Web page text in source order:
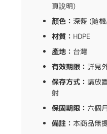
頁說明)
顏色： 深藍 (隨
材質： HDPE
產地： 台灣
有效期限： 詳見
保存方式： 請放
射
保固期限： 六個月
備註： 本商品無